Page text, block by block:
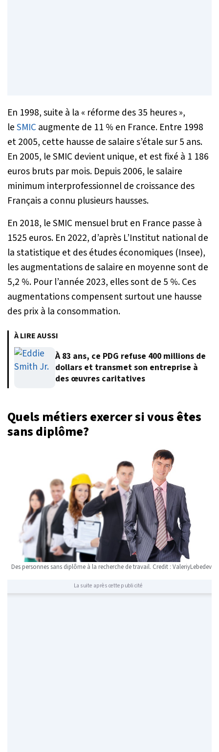
En 1998, suite à la « réforme des 35 heures »,
leSMIC augmente de 11 % en France. Entre 1998
et 2005, cette hausse de salaire s’étale sur 5 ans.
En 2005, le SMIC devient unique, et est fixé à 1 186
euros bruts par mois. Depuis 2006, le salaire
minimum interprofessionnel de croissance des
Français a connu plusieurs hausses.
En 2018, le SMIC mensuel brut en France passe à
1525 euros. En 2022, d’après L’Institut national de
la statistique et des études économiques (Insee),
les augmentations de salaire en moyenne sont de
5,2 %. Pour l’année 2023, elles sont de 5 %. Ces
augmentations compensent surtout une hausse
des prix à la consommation.
À LIRE AUSSI
À 83 ans, ce PDG refuse 400 millions de
dollars et transmet son entreprise à
des œuvres caritatives
Quels métiers exercer si vous êtes
sans diplôme?
Des personnes sans diplôme à la recherche de travail. Credit : ValeriyLebedev
La suite après cette publicité